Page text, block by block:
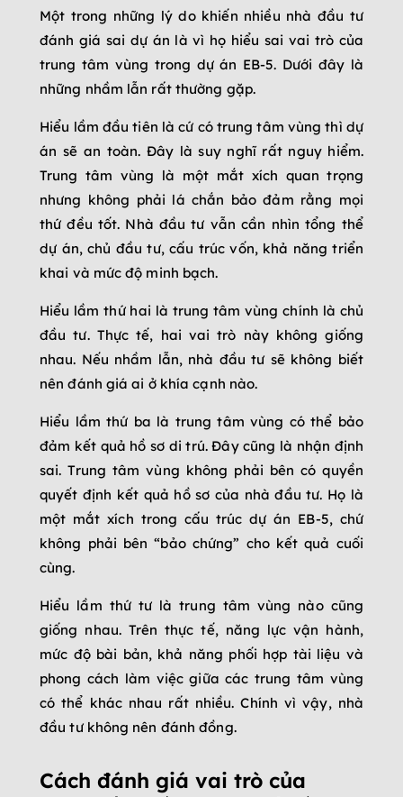
Một trong những lý do khiến nhiều nhà đầu tư
đánh giá sai dự án là vì họ hiểu sai vai trò của
trung tâm vùng trong dự án EB-5. Dưới đây là
những nhầm lẫn rất thường gặp.
Hiểu lầm đầu tiên là cứ có trung tâm vùng thì dự
án sẽ an toàn. Đây là suy nghĩ rất nguy hiểm.
Trung tâm vùng là một mắt xích quan trọng
nhưng không phải lá chắn bảo đảm rằng mọi
thứ đều tốt. Nhà đầu tư vẫn cần nhìn tổng thể
dự án, chủ đầu tư, cấu trúc vốn, khả năng triển
khai và mức độ minh bạch.
Hiểu lầm thứ hai là trung tâm vùng chính là chủ
đầu tư. Thực tế, hai vai trò này không giống
nhau. Nếu nhầm lẫn, nhà đầu tư sẽ không biết
nên đánh giá ai ở khía cạnh nào.
Hiểu lầm thứ ba là trung tâm vùng có thể bảo
đảm kết quả hồ sơ di trú. Đây cũng là nhận định
sai. Trung tâm vùng không phải bên có quyền
quyết định kết quả hồ sơ của nhà đầu tư. Họ là
một mắt xích trong cấu trúc dự án EB-5, chứ
không phải bên “bảo chứng” cho kết quả cuối
cùng.
Hiểu lầm thứ tư là trung tâm vùng nào cũng
giống nhau. Trên thực tế, năng lực vận hành,
mức độ bài bản, khả năng phối hợp tài liệu và
phong cách làm việc giữa các trung tâm vùng
có thể khác nhau rất nhiều. Chính vì vậy, nhà
đầu tư không nên đánh đồng.
Cách đánh giá vai trò của